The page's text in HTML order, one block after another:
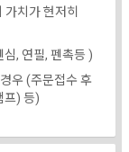
치가 현저히
, 연필, 펜촉등 )
우 (주문접수 후
프) 등)